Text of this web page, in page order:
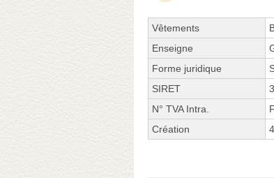
Vêtements
Enseigne
Forme juridique
SIRET
N° TVA Intra.
Création